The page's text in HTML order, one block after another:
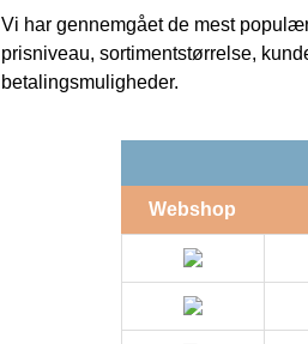
Vi har gennemgået de mest
prisniveau, sortimentstørrelse,
betalingsmuligheder.
Webshop